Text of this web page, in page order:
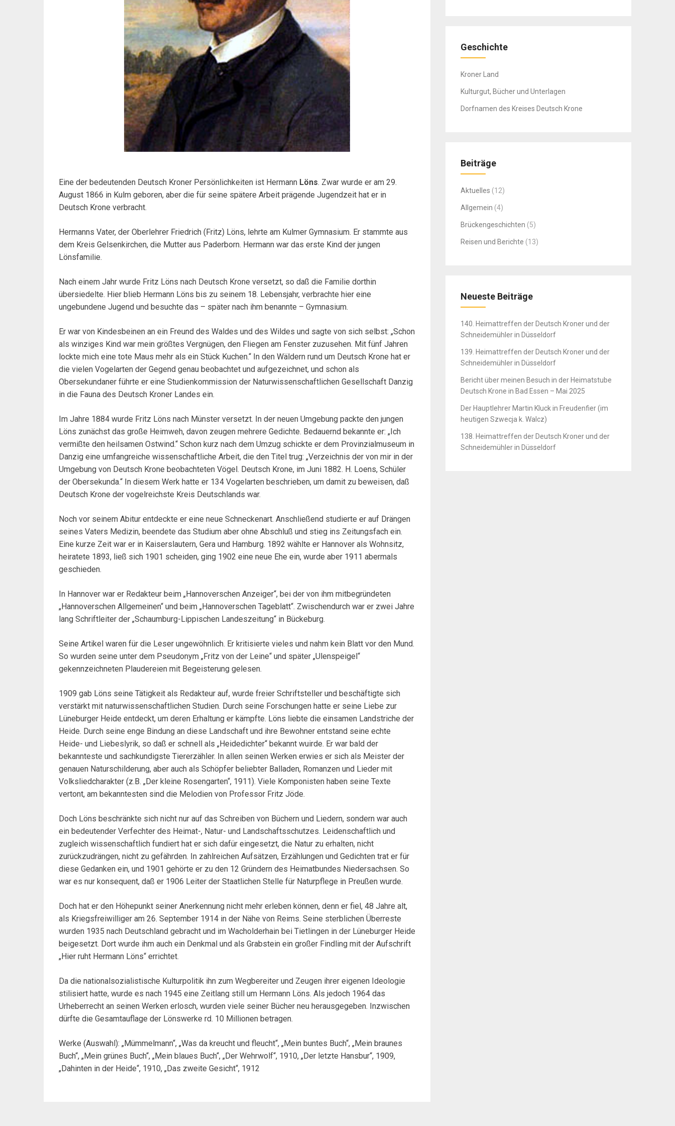
Eine der bedeutenden Deutsch Kroner Persönlichkeiten ist Hermann Löns. Zwar wurde er am 29.
August 1866 in Kulm geboren, aber die für seine spätere Arbeit prägende Jugendzeit hat er in
Deutsch Krone verbracht.
Hermanns Vater, der Oberlehrer Friedrich (Fritz) Löns, lehrte am Kulmer Gymnasium. Er stammte aus
dem Kreis Gelsenkirchen, die Mutter aus Paderborn. Hermann war das erste Kind der jungen
Lönsfamilie.
Nach einem Jahr wurde Fritz Löns nach Deutsch Krone versetzt, so daß die Familie dorthin
übersiedelte. Hier blieb Hermann Löns bis zu seinem 18. Lebensjahr, verbrachte hier eine
ungebundene Jugend und besuchte das – später nach ihm benannte – Gymnasium.
Er war von Kindesbeinen an ein Freund des Waldes und des Wildes und sagte von sich selbst: „Schon
als winziges Kind war mein größtes Vergnügen, den Fliegen am Fenster zuzusehen. Mit fünf Jahren
lockte mich eine tote Maus mehr als ein Stück Kuchen.“ In den Wäldern rund um Deutsch Krone hat er
die vielen Vogelarten der Gegend genau beobachtet und aufgezeichnet, und schon als
Obersekundaner führte er eine Studienkommission der Naturwissenschaftlichen Gesellschaft Danzig
in die Fauna des Deutsch Kroner Landes ein.
Im Jahre 1884 wurde Fritz Löns nach Münster versetzt. In der neuen Umgebung packte den jungen
Löns zunächst das große Heimweh, davon zeugen mehrere Gedichte. Bedauernd bekannte er: „Ich
vermißte den heilsamen Ostwind.“ Schon kurz nach dem Umzug schickte er dem Provinzialmuseum in
Danzig eine umfangreiche wissenschaftliche Arbeit, die den Titel trug: „Verzeichnis der von mir in der
Umgebung von Deutsch Krone beobachteten Vögel. Deutsch Krone, im Juni 1882. H. Loens, Schüler
der Obersekunda.“ In diesem Werk hatte er 134 Vogelarten beschrieben, um damit zu beweisen, daß
Deutsch Krone der vogelreichste Kreis Deutschlands war.
Noch vor seinem Abitur entdeckte er eine neue Schneckenart. Anschließend studierte er auf Drängen
seines Vaters Medizin, beendete das Studium aber ohne Abschluß und stieg ins Zeitungsfach ein.
Eine kurze Zeit war er in Kaiserslautern, Gera und Hamburg. 1892 wählte er Hannover als Wohnsitz,
heiratete 1893, ließ sich 1901 scheiden, ging 1902 eine neue Ehe ein, wurde aber 1911 abermals
geschieden.
In Hannover war er Redakteur beim „Hannoverschen Anzeiger“, bei der von ihm mitbegründeten
„Hannoverschen Allgemeinen“ und beim „Hannoverschen Tageblatt“. Zwischendurch war er zwei Jahre
lang Schriftleiter der „Schaumburg-Lippischen Landeszeitung“ in Bückeburg.
Seine Artikel waren für die Leser ungewöhnlich. Er kritisierte vieles und nahm kein Blatt vor den Mund.
So wurden seine unter dem Pseudonym „Fritz von der Leine“ und später „Ulenspeigel“
gekennzeichneten Plaudereien mit Begeisterung gelesen.
1909 gab Löns seine Tätigkeit als Redakteur auf, wurde freier Schriftsteller und beschäftigte sich
verstärkt mit naturwissenschaftlichen Studien. Durch seine Forschungen hatte er seine Liebe zur
Lüneburger Heide entdeckt, um deren Erhaltung er kämpfte. Löns liebte die einsamen Landstriche der
Heide. Durch seine enge Bindung an diese Landschaft und ihre Bewohner entstand seine echte
Heide- und Liebeslyrik, so daß er schnell als „Heidedichter“ bekannt wuirde. Er war bald der
bekannteste und sachkundigste Tiererzähler. In allen seinen Werken erwies er sich als Meister der
genauen Naturschilderung, aber auch als Schöpfer beliebter Balladen, Romanzen und Lieder mit
Volksliedcharakter (z.B. „Der kleine Rosengarten“, 1911). Viele Komponisten haben seine Texte
vertont, am bekanntesten sind die Melodien von Professor Fritz Jöde.
Doch Löns beschränkte sich nicht nur auf das Schreiben von Büchern und Liedern, sondern war auch
ein bedeutender Verfechter des Heimat-, Natur- und Landschaftsschutzes. Leidenschaftlich und
zugleich wissenschaftlich fundiert hat er sich dafür eingesetzt, die Natur zu erhalten, nicht
zurückzudrängen, nicht zu gefährden. In zahlreichen Aufsätzen, Erzählungen und Gedichten trat er für
diese Gedanken ein, und 1901 gehörte er zu den 12 Gründern des Heimatbundes Niedersachsen. So
war es nur konsequent, daß er 1906 Leiter der Staatlichen Stelle für Naturpflege in Preußen wurde.
Doch hat er den Höhepunkt seiner Anerkennung nicht mehr erleben können, denn er fiel, 48 Jahre alt,
als Kriegsfreiwilliger am 26. September 1914 in der Nähe von Reims. Seine sterblichen Überreste
wurden 1935 nach Deutschland gebracht und im Wacholderhain bei Tietlingen in der Lüneburger Heide
beigesetzt. Dort wurde ihm auch ein Denkmal und als Grabstein ein großer Findling mit der Aufschrift
„Hier ruht Hermann Löns“ errichtet.
Da die nationalsozialistische Kulturpolitik ihn zum Wegbereiter und Zeugen ihrer eigenen Ideologie
stilisiert hatte, wurde es nach 1945 eine Zeitlang still um Hermann Löns. Als jedoch 1964 das
Urheberrecht an seinen Werken erlosch, wurden viele seiner Bücher neu herausgegeben. Inzwischen
dürfte die Gesamtauflage der Lönswerke rd. 10 Millionen betragen.
Werke (Auswahl): „Mümmelmann“, „Was da kreucht und fleucht“, „Mein buntes Buch“, „Mein braunes
Buch“, „Mein grünes Buch“, „Mein blaues Buch“, „Der Wehrwolf“, 1910, „Der letzte Hansbur“, 1909,
„Dahinten in der Heide“, 1910, „Das zweite Gesicht“, 1912
Geschichte
Kroner Land
Kulturgut, Bücher und Unterlagen
Dorfnamen des Kreises Deutsch Krone
Beiträge
Aktuelles (12)
Allgemein (4)
Brückengeschichten (5)
Reisen und Berichte (13)
Neueste Beiträge
140. Heimattreffen der Deutsch Kroner und der
Schneidemühler in Düsseldorf
139. Heimattreffen der Deutsch Kroner und der
Schneidemühler in Düsseldorf
Bericht über meinen Besuch in der Heimatstube
Deutsch Krone in Bad Essen – Mai 2025
Der Hauptlehrer Martin Kluck in Freudenfier (im
heutigen Szwecja k. Walcz)
138. Heimattreffen der Deutsch Kroner und der
Schneidemühler in Düsseldorf